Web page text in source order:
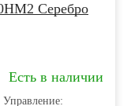
Серебро
Есть в наличии